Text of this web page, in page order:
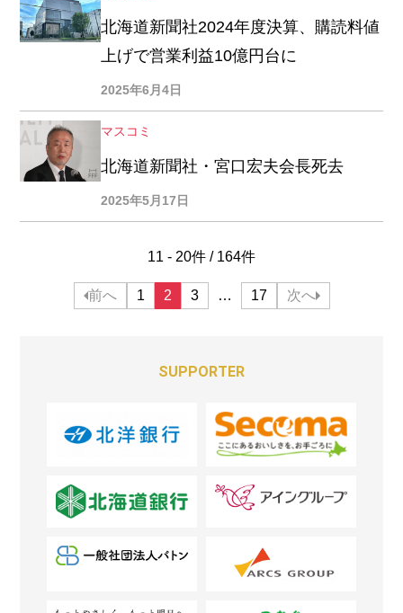
北海道新聞社2024年度決算、購読料値
上げで営業利益10億円台に
2025年6月4日
マスコミ
北海道新聞社・宮口宏夫会長死去
2025年5月17日
11 - 20件 / 164件
前へ 1 2 3 … 17 次へ
SUPPORTER